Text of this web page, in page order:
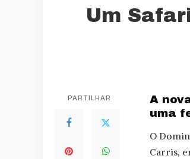
Um
PARTILHAR
A
uma
O
Carris,